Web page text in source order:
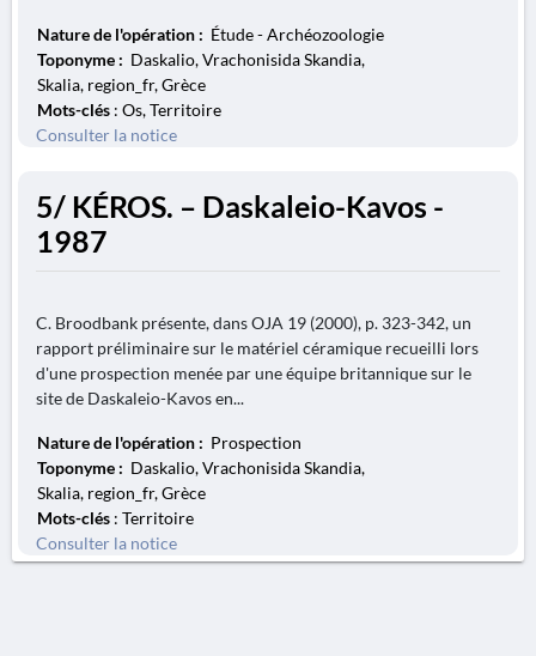
Nature de l'opération : Étude - Archéozoologie
Toponyme : Daskalio, Vrachonisida Skandia,
Skalia, region_fr, Grèce
Mots-clés : Os, Territoire
Consulter la notice
5/ KÉROS. – Daskaleio-Kavos -
1987
C. Broodbank présente, dans OJA 19 (2000), p. 323-342, un
rapport préliminaire sur le matériel céramique recueilli lors
d'une prospection menée par une équipe britannique sur le
site de Daskaleio-Kavos en...
Nature de l'opération : Prospection
Toponyme : Daskalio, Vrachonisida Skandia,
Skalia, region_fr, Grèce
Mots-clés : Territoire
Consulter la notice